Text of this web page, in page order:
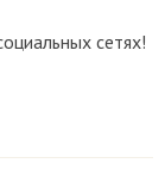
сетях!